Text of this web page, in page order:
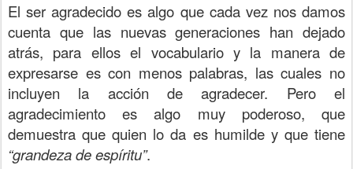
El ser agradecido es algo que cada vez nos damos
cuenta que las nuevas generaciones han dejado
atrás, para ellos el vocabulario y la manera de
expresarse es con menos palabras, las cuales no
incluyen la acción de agradecer. Pero el
agradecimiento es algo muy poderoso, que
demuestra que quien lo da es humilde y que tiene
“grandeza de espíritu”.